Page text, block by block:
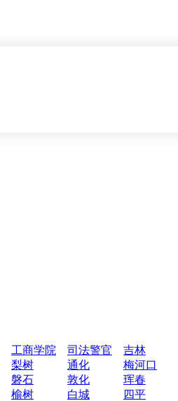
工商学院 司法警官 吉林
梨树 通化 梅河口
磐石 敦化 珲春
榆树 白城 四平